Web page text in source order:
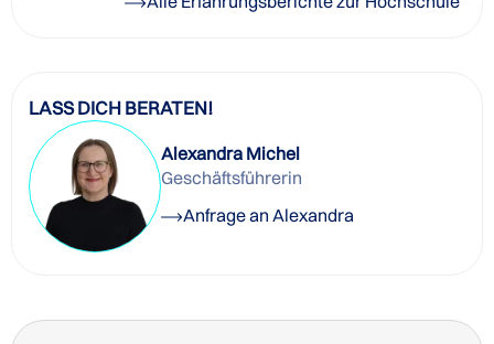
LASS DICH BERATEN!
Alexandra Michel
Geschäftsführerin
Anfrage an Alexandra